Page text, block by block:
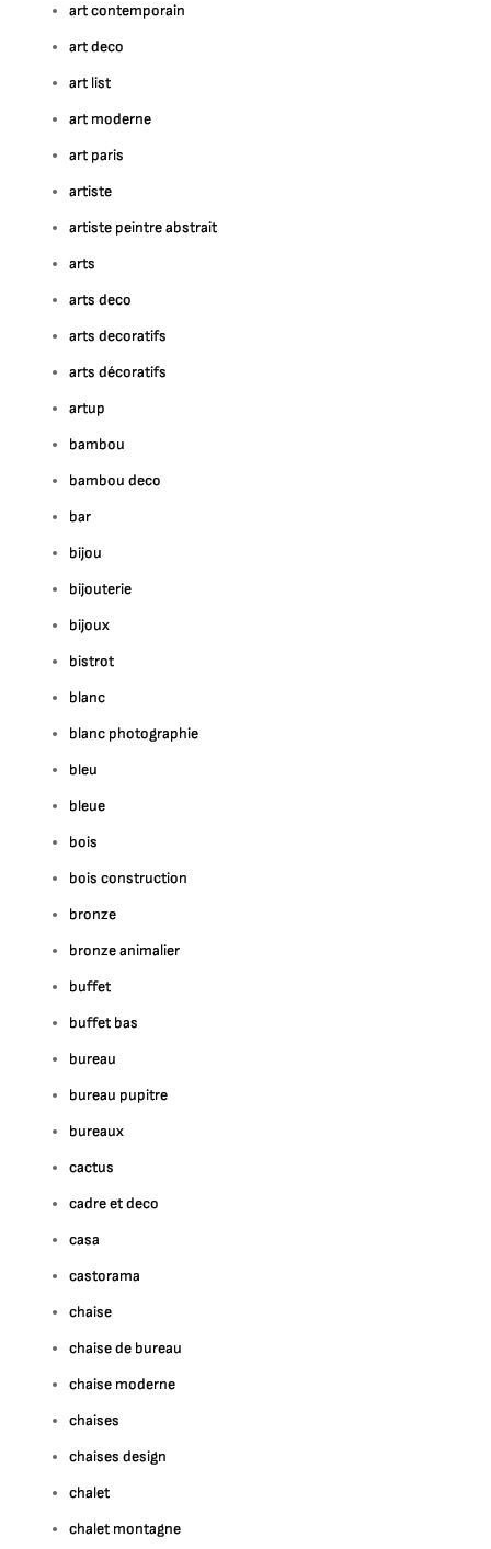
art contemporain
art deco
art list
art moderne
art paris
artiste
artiste peintre abstrait
arts
arts deco
arts decoratifs
arts décoratifs
artup
bambou
bambou deco
bar
bijou
bijouterie
bijoux
bistrot
blanc
blanc photographie
bleu
bleue
bois
bois construction
bronze
bronze animalier
buffet
buffet bas
bureau
bureau pupitre
bureaux
cactus
cadre et deco
casa
castorama
chaise
chaise de bureau
chaise moderne
chaises
chaises design
chalet
chalet montagne